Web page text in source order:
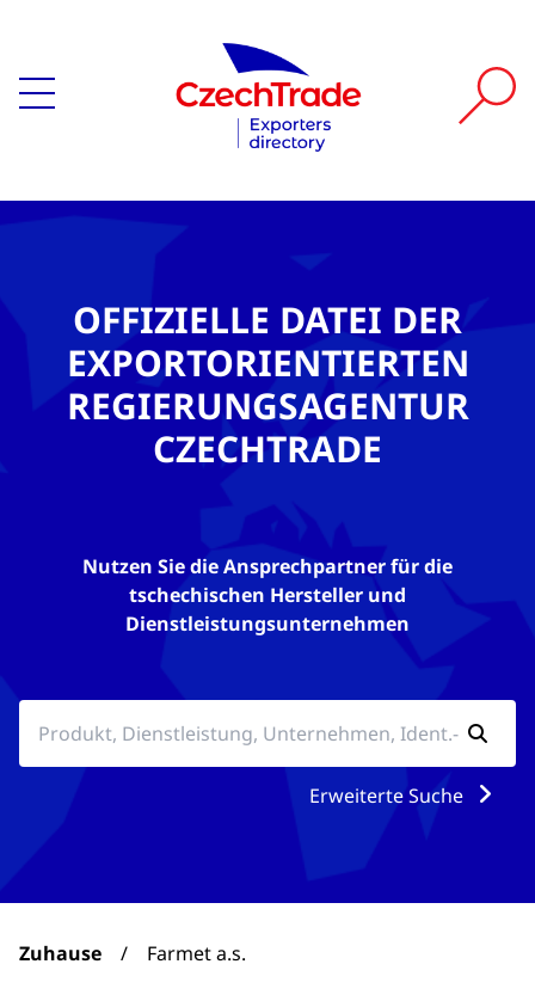
OFFIZIELLE DATEI DER
EXPORTORIENTIERTEN
REGIERUNGSAGENTUR
CZECHTRADE
Nutzen Sie die Ansprechpartner für die
tschechischen Hersteller und
Dienstleistungsunternehmen
Erweiterte Suche
Zuhause / Farmet a.s.